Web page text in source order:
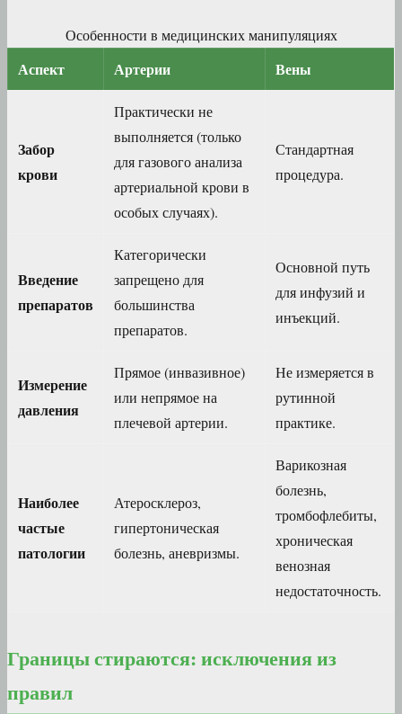
Особенности в медицинских манипуляциях
Аспект Артерии Вены
Забор
крови
Практически не
выполняется (только
для газового анализа
артериальной крови в
особых случаях).
Стандартная
процедура.
Введение
препаратов
Категорически
запрещено для
большинства
препаратов.
Основной путь
для инфузий и
инъекций.
Измерение
давления
Прямое (инвазивное)
или непрямое на
плечевой артерии.
Не измеряется в
рутинной
практике.
Наиболее
частые
патологии
Атеросклероз,
гипертоническая
болезнь, аневризмы.
Варикозная
болезнь,
тромбофлебиты,
хроническая
венозная
недостаточность.
Границы стираются: исключения из
правил